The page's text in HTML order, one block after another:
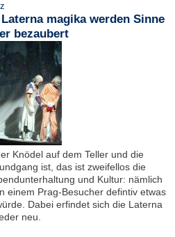
magika werden Sinne
bezaubert
Knödel auf dem Teller und die
ist, das ist zweifellos die
und Kultur: nämlich
einem Prag-Besucher defintiv etwas
Dabei erfindet sich die Laterna
neu.